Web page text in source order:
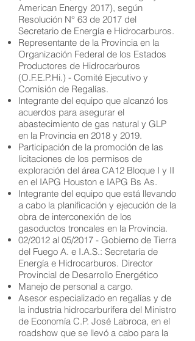
American Energy 2017), según
Resolución N° 63 de 2017 del
Secretario de Energía e Hidrocarburos.
Representante de la Provincia en la
Organización Federal de los Estados
Productores de Hidrocarburos
(O.F.E.P.Hi.) - Comité Ejecutivo y
Comisión de Regalías.
Integrante del equipo que alcanzó los
acuerdos para asegurar el
abastecimiento de gas natural y GLP
en la Provincia en 2018 y 2019.
Participación de la promoción de las
licitaciones de los permisos de
exploración del área CA12 Bloque I y II
en el IAPG Houston e IAPG Bs As.
Integrante del equipo que está llevando
a cabo la planificación y ejecución de la
obra de interconexión de los
gasoductos troncales en la Provincia.
02/2012 al 05/2017 - Gobierno de Tierra
del Fuego A. e I.A.S.: Secretaría de
Energía e Hidrocarburos. Director
Provincial de Desarrollo Energético
Manejo de personal a cargo.
Asesor especializado en regalías y de
la industria hidrocarburífera del Ministro
de Economía C.P. José Labroca, en el
roadshow que se llevó a cabo para la